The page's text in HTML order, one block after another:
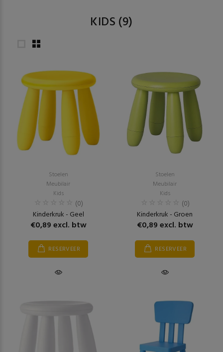
KIDS (9)
Stoelen
Meubilair
Kids
(0)
Kinderkruk - Geel
€0,89 excl. btw
RESERVEER
Stoelen
Meubilair
Kids
(0)
Kinderkruk - Groen
€0,89 excl. btw
RESERVEER